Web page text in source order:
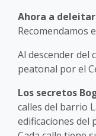
Ahora a
Recomendamos
Al descender del
peatonal por el
Los secretos
calles del barrio
edificaciones del